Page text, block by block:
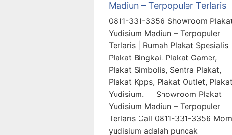
Madiun – Terpopuler Terlaris
0811-331-3356 Showroom Plakat
Yudisium Madiun – Terpopuler
Terlaris | Rumah Plakat Spesialis
Plakat Bingkai, Plakat Gamer,
Plakat Simbolis, Sentra Plakat,
Plakat Kpps, Plakat Outlet, Plakat
Yudisium. Showroom Plakat
Yudisium Madiun – Terpopuler
Terlaris Call 0811-331-3356
yudisium adalah puncak